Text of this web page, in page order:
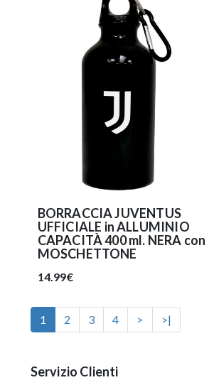
BORRACCIA JUVENTUS
UFFICIALE in ALLUMINIO
CAPACITÀ 400 ml. NERA con
MOSCHETTONE
14.99€
1 2 3 4 > >|
Servizio Clienti